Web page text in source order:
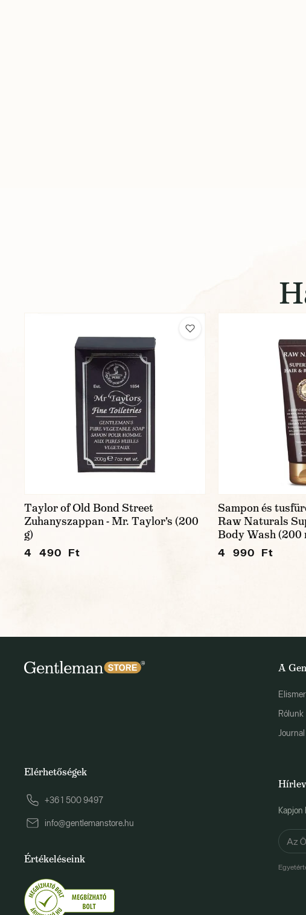
Taylor of Old Bond Street
Zuhanyszappan - Mr. Taylor's (200
g)
4 490 Ft
Sampon és
Raw Naturals
Body Wash (200
4 990 Ft
A
Rólunk
Journal
Elérhetőségek
+36 1 500 9497
info@gentlemanstore.hu
Értékeléseink